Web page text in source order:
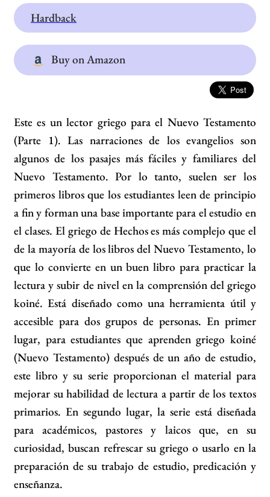
Hardback
Buy on Amazon
Este es un lector griego para el Nuevo Testamento
(Parte 1). Las narraciones de los evangelios son
algunos de los pasajes más fáciles y familiares del
Nuevo Testamento. Por lo tanto, suelen ser los
primeros libros que los estudiantes leen de principio
a fin y forman una base importante para el estudio en
el clases. El griego de Hechos es más complejo que el
de la mayoría de los libros del Nuevo Testamento, lo
que lo convierte en un buen libro para practicar la
lectura y subir de nivel en la comprensión del griego
koiné. Está diseñado como una herramienta útil y
accesible para dos grupos de personas. En primer
lugar, para estudiantes que aprenden griego koiné
(Nuevo Testamento) después de un año de estudio,
este libro y su serie proporcionan el material para
mejorar su habilidad de lectura a partir de los textos
primarios. En segundo lugar, la serie está diseñada
para académicos, pastores y laicos que, en su
curiosidad, buscan refrescar su griego o usarlo en la
preparación de su trabajo de estudio, predicación y
enseñanza.